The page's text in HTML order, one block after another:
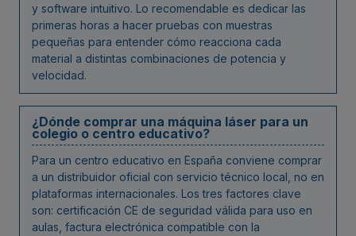
y software intuitivo. Lo recomendable es dedicar las
primeras horas a hacer pruebas con muestras
pequeñas para entender cómo reacciona cada
material a distintas combinaciones de potencia y
velocidad.
¿Dónde comprar una máquina láser para un
colegio o centro educativo?
Para un centro educativo en España conviene comprar
a un distribuidor oficial con servicio técnico local, no en
plataformas internacionales. Los tres factores clave
son: certificación CE de seguridad válida para uso en
aulas, factura electrónica compatible con la